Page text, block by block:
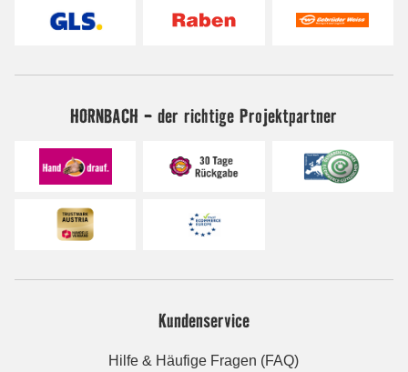
HORNBACH - der richtige Projektpartner
Kundenservice
Hilfe & Häufige Fragen (FAQ)